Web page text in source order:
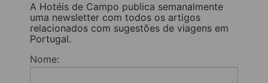
A Hotéis de Campo publica semanalmente
uma newsletter com todos os artigos
relacionados com sugestões de viagens em
Portugal.
Nome: